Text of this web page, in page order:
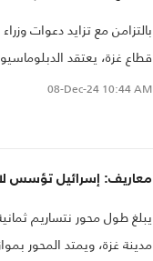
بالتزامن مع تزايد دعوات
قطاع غزة، يعتقد
إنهم سُئلوا في الأسابيع
08-Dec-24 10:44 AM
معاريف: إسرائيل تؤسس
يبلغ طول محور نتساريم
مدينة غزة، ويمتد المحور